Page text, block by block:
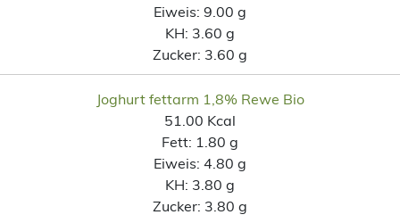
Eiweis: 9.00 g
KH: 3.60 g
Zucker: 3.60 g
Joghurt fettarm 1,8% Rewe Bio
51.00 Kcal
Fett: 1.80 g
Eiweis: 4.80 g
KH: 3.80 g
Zucker: 3.80 g